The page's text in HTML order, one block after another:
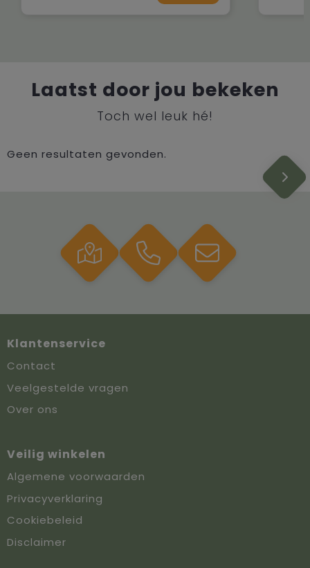
Laatst door jou bekeken
Toch wel leuk hé!
Geen resultaten gevonden.
Klantenservice
Contact
Veelgestelde vragen
Over ons
Veilig winkelen
Algemene voorwaarden
Privacyverklaring
Cookiebeleid
Disclaimer